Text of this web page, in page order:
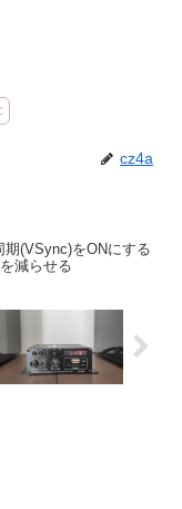
cz4a
期(VSync)をONにする
減らせる